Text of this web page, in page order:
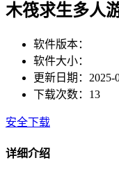
木筏求生多人
软件版本：
软件大小：
更新日期：2025-
下载次数：13
安全下载
详细介绍